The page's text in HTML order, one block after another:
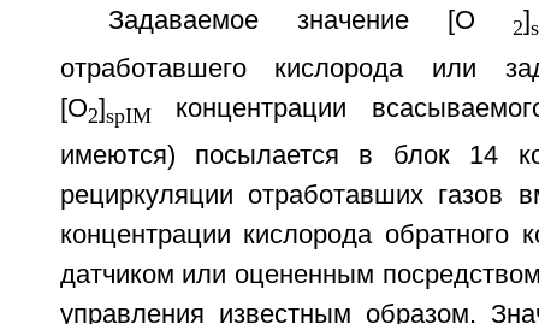
Задаваемое значение [O 2]
отработавшего кислорода или
[O2]spIMконцентрации
имеются) посылается в блок 14
рециркуляции отработавших газов
концентрации кислорода обратного
датчиком или оцененным
управления известным образом.